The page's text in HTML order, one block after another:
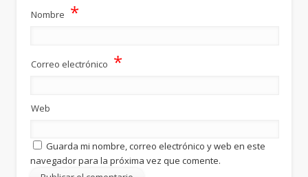
Nombre *
Correo electrónico *
Web
Guarda mi nombre, correo electrónico y web en este
navegador para la próxima vez que comente.